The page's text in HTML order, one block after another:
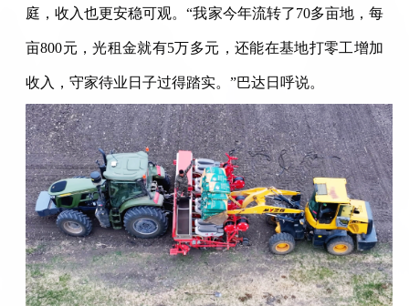
庭，收入也更安稳可观。“我家今年流转了70多亩地，每
亩800元，光租金就有5万多元，还能在基地打零工增加
收入，守家待业日子过得踏实。”巴达日呼说。